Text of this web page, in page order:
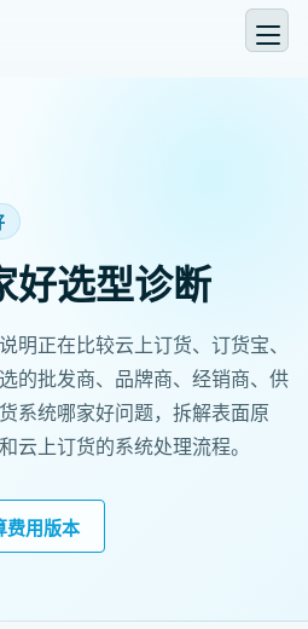
好选型诊断
明正在比较云上订货、订货宝、
的批发商、品牌商、经销商、供
系统哪家好问题，拆解表面原
云上订货的系统处理流程。
费用版本